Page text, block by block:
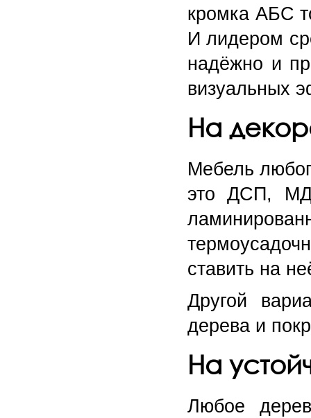
кромка АБС
И лидером
надёжно и
визуальных
На
Мебель
это ДСП,
ставить на
Другой
дерева и
На
Любое